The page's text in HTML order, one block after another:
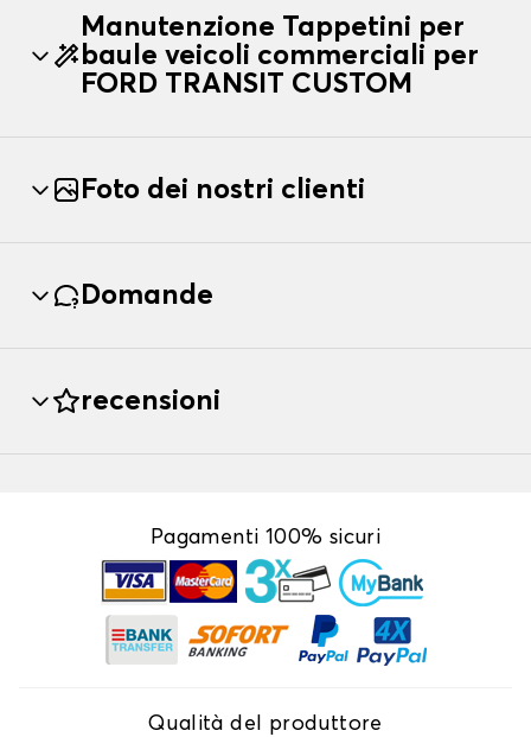
Manutenzione Tappetini per
baule veicoli commerciali per
FORD TRANSIT CUSTOM
Foto dei nostri clienti
Domande
recensioni
Pagamenti 100% sicuri
Qualità del produttore